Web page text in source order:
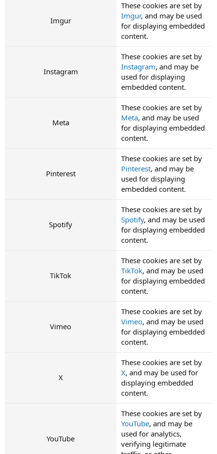
Imgur
These cookies are set by
Imgur, and may be used
for displaying embedded
content.
Instagram
These cookies are set by
Instagram, and may be
used for displaying
embedded content.
Meta
These cookies are set by
Meta, and may be used
for displaying embedded
content.
Pinterest
These cookies are set by
Pinterest, and may be
used for displaying
embedded content.
Spotify
These cookies are set by
Spotify, and may be used
for displaying embedded
content.
TikTok
These cookies are set by
TikTok, and may be used
for displaying embedded
content.
Vimeo
These cookies are set by
Vimeo, and may be used
for displaying embedded
content.
X
These cookies are set by
X, and may be used for
displaying embedded
content.
YouTube
These cookies are set by
YouTube, and may be
used for analytics,
verifying legitimate